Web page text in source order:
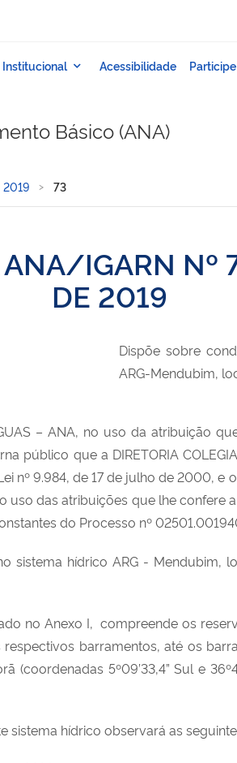
Básico (ANA)
2019 73
IGARN Nº
DE 2019
Dispõe sobre
ARG-Mendubim,
– ANA, no uso da atribuição
público que a DIRETORIA
9.984, de 17 de julho de 2000, e o
uso das atribuições que lhe
do Processo nº
sistema hídrico ARG -
no Anexo I, compreende os
barramentos, até os
(coordenadas 5º09’33,4” Sul e
sistema hídrico observará as